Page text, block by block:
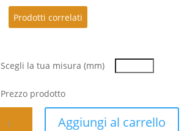
Prodotti correlati
Scegli la tua misura (mm)
Prezzo prodotto
Aggiungi al carrello